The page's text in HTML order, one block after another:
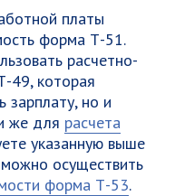
платы
форма Т-51.
расчетно-
49, которая
зарплату, но и
же для расчета
указанную выше
осуществить
форма Т-53.